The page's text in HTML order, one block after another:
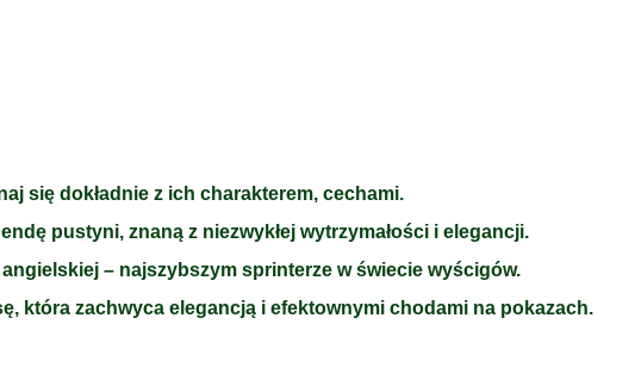
się dokładnie z ich charakterem, cechami.
pustyni, znaną z niezwykłej wytrzymałości i elegancji.
– najszybszym sprinterze w świecie wyścigów.
która zachwyca elegancją i efektownymi chodami na pokazach.